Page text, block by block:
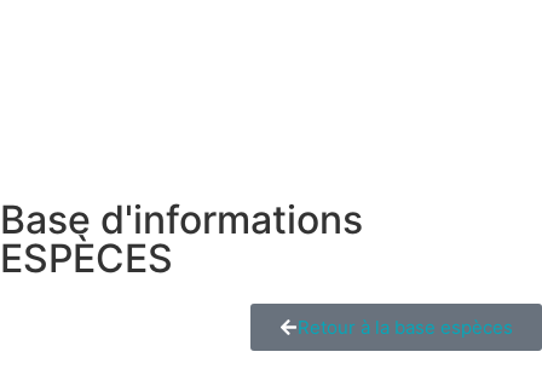
Base d'informations
ESPÈCES
Retour à la base espèces